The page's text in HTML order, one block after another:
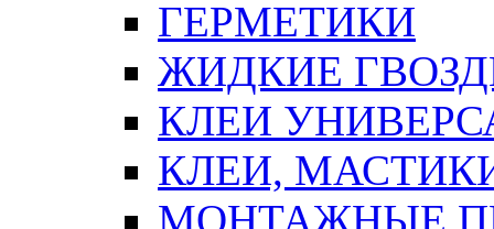
ГЕРМЕТИКИ
ЖИДКИЕ
КЛЕИ
КЛЕИ,